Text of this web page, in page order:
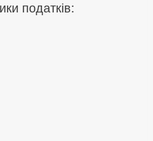
податків: